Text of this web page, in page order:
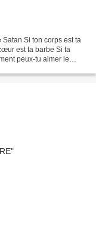
Si ton corps est ta
est ta barbe Si ta
peux-tu aimer le